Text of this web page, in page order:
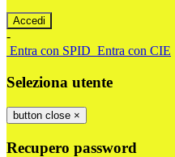
-
Entra con SPID Entra con CIE
Seleziona utente
button close ×
Recupero password